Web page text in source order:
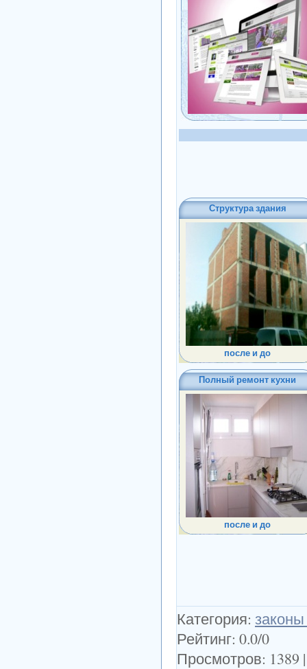
Структура здания
после и до
Полный ремонт кухни
после и до
Категория:
Рейтинг: 0.0/0
Просмотров: 1389